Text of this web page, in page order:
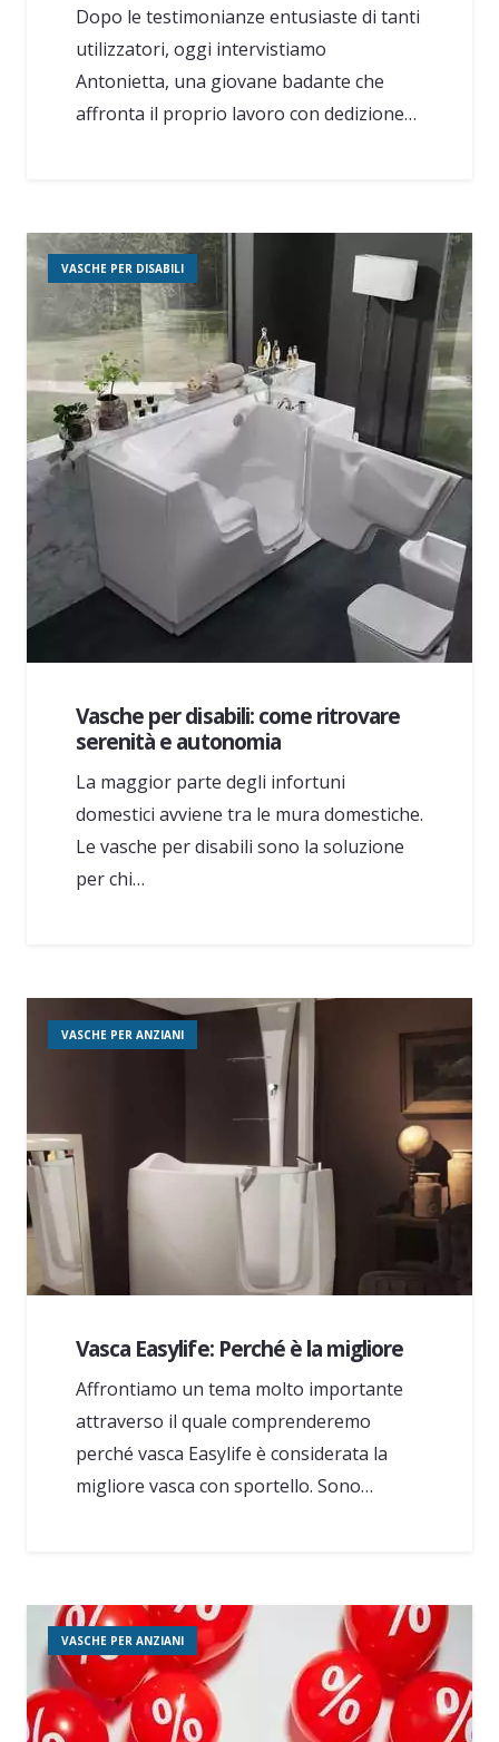
Dopo le testimonianze entusiaste di tanti
utilizzatori, oggi intervistiamo
Antonietta, una giovane badante che
affronta il proprio lavoro con dedizione…
VASCHE PER DISABILI
Vasche per disabili: come ritrovare
serenità e autonomia
La maggior parte degli infortuni
domestici avviene tra le mura domestiche.
Le vasche per disabili sono la soluzione
per chi…
VASCHE PER ANZIANI
Vasca Easylife: Perché è la migliore
Affrontiamo un tema molto importante
attraverso il quale comprenderemo
perché vasca Easylife è considerata la
migliore vasca con sportello. Sono…
VASCHE PER ANZIANI